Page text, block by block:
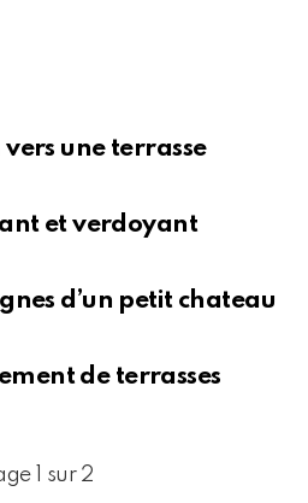
une terrasse
et verdoyant
d’un petit chateau
de terrasses
1 sur 2